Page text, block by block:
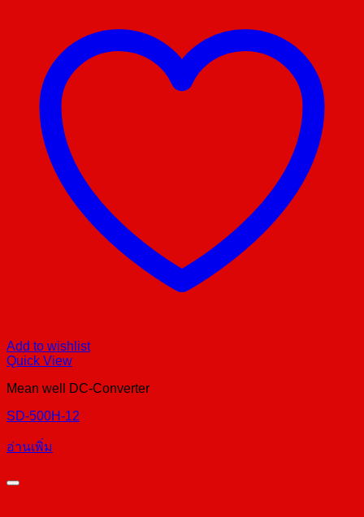
Add to wishlist
Quick View
Mean well DC-Converter
SD-500H-12
อ่านเพิ่ม